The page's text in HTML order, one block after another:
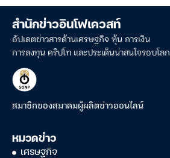
สำนักข่าวอินโฟเควสท์
อัปเดตข่าวสารด้านเศรษฐกิจ หุ้น การเงิน
การลงทุน คริปโท และประเด็นน่าสนใจรอบโลก
สมาชิกของสมาคมผู้ผลิตข่าวออนไลน์
หมวดข่าว
เศรษฐกิจ